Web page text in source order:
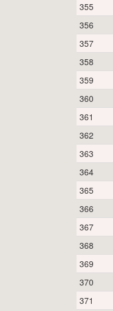
355
356
357
358
359
360
361
362
363
364
365
366
367
368
369
370
371